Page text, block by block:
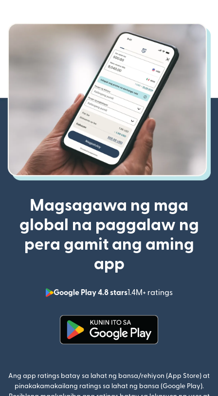
Magsagawa ng mga
global na paggalaw ng
pera gamit ang aming
app
Google Play 4.8 stars1.4M+ ratings
(bubukas
Ang app ratings batay sa lahat ng bansa/rehiyon (App Store) at
pinakakamakailang ratings sa lahat ng bansa (Google Play).